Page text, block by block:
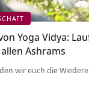
Yoga Vidya:
Ashrams
wir euch die